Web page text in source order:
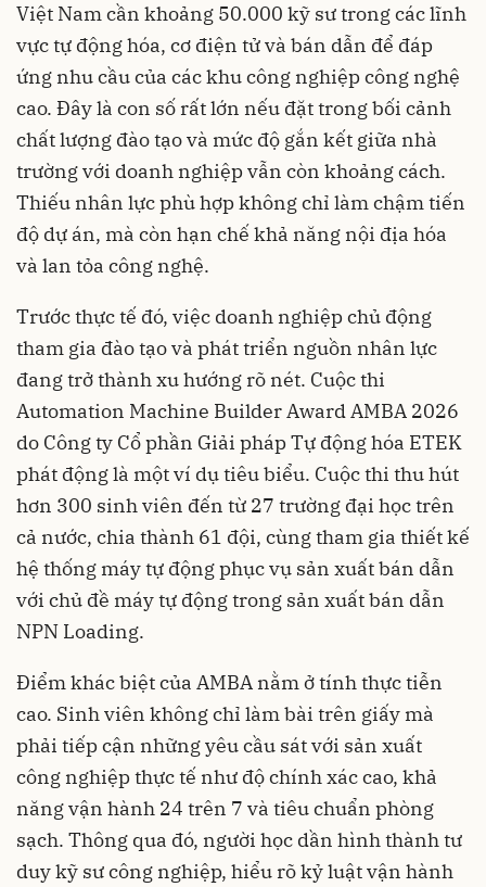
Việt Nam cần khoảng 50.000 kỹ sư trong các lĩnh
vực tự động hóa, cơ điện tử và bán dẫn để đáp
ứng nhu cầu của các khu công nghiệp công nghệ
cao. Đây là con số rất lớn nếu đặt trong bối cảnh
chất lượng đào tạo và mức độ gắn kết giữa nhà
trường với doanh nghiệp vẫn còn khoảng cách.
Thiếu nhân lực phù hợp không chỉ làm chậm tiến
độ dự án, mà còn hạn chế khả năng nội địa hóa
và lan tỏa công nghệ.
Trước thực tế đó, việc doanh nghiệp chủ động
tham gia đào tạo và phát triển nguồn nhân lực
đang trở thành xu hướng rõ nét. Cuộc thi
Automation Machine Builder Award AMBA 2026
do Công ty Cổ phần Giải pháp Tự động hóa ETEK
phát động là một ví dụ tiêu biểu. Cuộc thi thu hút
hơn 300 sinh viên đến từ 27 trường đại học trên
cả nước, chia thành 61 đội, cùng tham gia thiết kế
hệ thống máy tự động phục vụ sản xuất bán dẫn
với chủ đề máy tự động trong sản xuất bán dẫn
NPN Loading.
Điểm khác biệt của AMBA nằm ở tính thực tiễn
cao. Sinh viên không chỉ làm bài trên giấy mà
phải tiếp cận những yêu cầu sát với sản xuất
công nghiệp thực tế như độ chính xác cao, khả
năng vận hành 24 trên 7 và tiêu chuẩn phòng
sạch. Thông qua đó, người học dần hình thành tư
duy kỹ sư công nghiệp, hiểu rõ kỷ luật vận hành